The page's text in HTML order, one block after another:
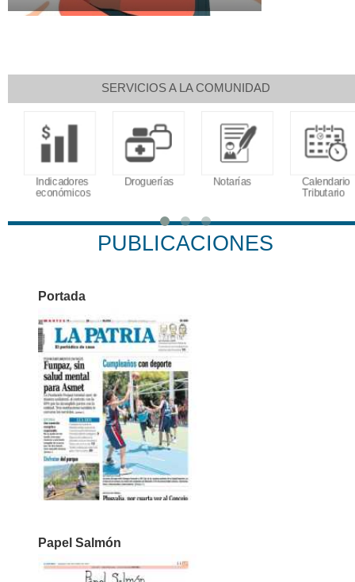
SERVICIOS A LA COMUNIDAD
Indicadores
económicos
Droguerías Notarías
Calendario
Tributario
PUBLICACIONES
Portada
Papel Salmón